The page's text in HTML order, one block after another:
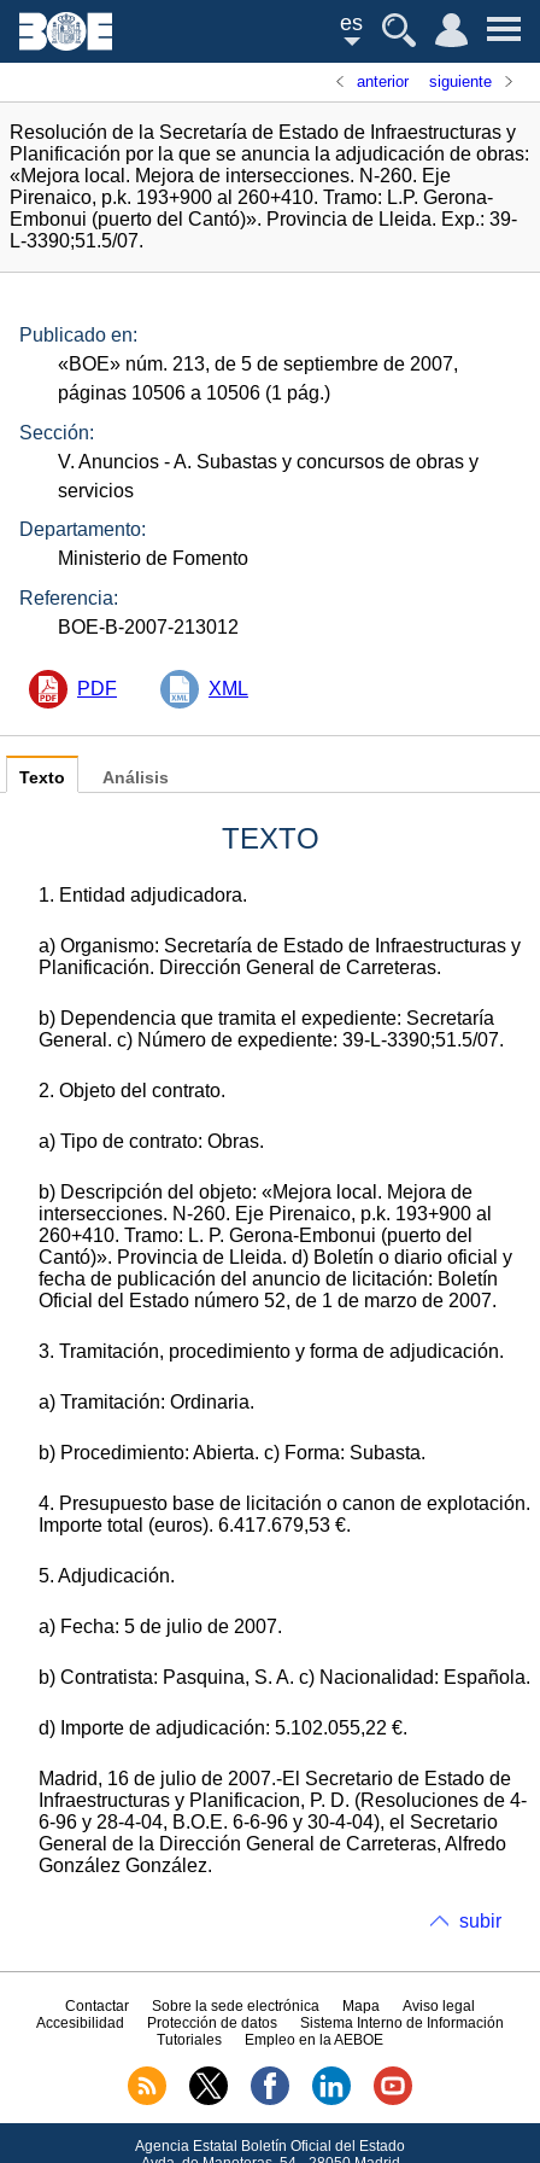
es
anterior siguiente
Resolución de la Secretaría de Estado de Infraestructuras y
Planificación por la que se anuncia la adjudicación de obras:
«Mejora local. Mejora de intersecciones. N-260. Eje
Pirenaico, p.k. 193+900 al 260+410. Tramo: L.P. Gerona-
Embonui (puerto del Cantó)». Provincia de Lleida. Exp.: 39-
L-3390;51.5/07.
Publicado en:
«BOE» núm. 213, de 5 de septiembre de 2007,
páginas 10506 a 10506 (1 pág.)
Sección:
V. Anuncios - A. Subastas y concursos de obras y
servicios
Departamento:
Ministerio de Fomento
Referencia:
BOE-B-2007-213012
PDF XML
Texto
TEXTO
1. Entidad adjudicadora.
a) Organismo: Secretaría de Estado de Infraestructuras y
Planificación. Dirección General de Carreteras.
b) Dependencia que tramita el expediente: Secretaría
General. c) Número de expediente: 39-L-3390;51.5/07.
2. Objeto del contrato.
a) Tipo de contrato: Obras.
b) Descripción del objeto: «Mejora local. Mejora de
intersecciones. N-260. Eje Pirenaico, p.k. 193+900 al
260+410. Tramo: L. P. Gerona-Embonui (puerto del
Cantó)». Provincia de Lleida. d) Boletín o diario oficial y
fecha de publicación del anuncio de licitación: Boletín
Oficial del Estado número 52, de 1 de marzo de 2007.
3. Tramitación, procedimiento y forma de adjudicación.
a) Tramitación: Ordinaria.
b) Procedimiento: Abierta. c) Forma: Subasta.
4. Presupuesto base de licitación o canon de explotación.
Importe total (euros). 6.417.679,53 €.
5. Adjudicación.
a) Fecha: 5 de julio de 2007.
b) Contratista: Pasquina, S. A. c) Nacionalidad: Española.
d) Importe de adjudicación: 5.102.055,22 €.
Madrid, 16 de julio de 2007.-El Secretario de Estado de
Infraestructuras y Planificacion, P. D. (Resoluciones de 4-
6-96 y 28-4-04, B.O.E. 6-6-96 y 30-4-04), el Secretario
General de la Dirección General de Carreteras, Alfredo
González González.
Análisis
subir
Contactar Sobre la sede electrónica Mapa
Aviso legal
Accesibilidad
Protección de datos
Sistema Interno de Información
Tutoriales
Empleo en la AEBOE
Agencia Estatal Boletín Oficial del Estado